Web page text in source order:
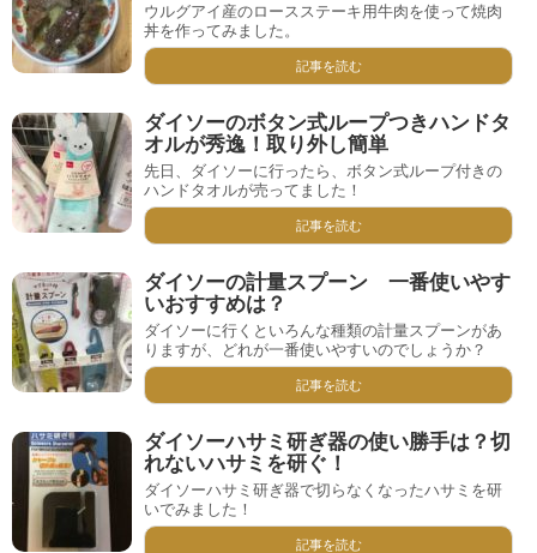
ウルグアイ産のロースステーキ用牛肉を使って焼肉
丼を作ってみました。
記事を読む
ダイソーのボタン式ループつきハンドタ
オルが秀逸！取り外し簡単
先日、ダイソーに行ったら、ボタン式ループ付きの
ハンドタオルが売ってました！
記事を読む
ダイソーの計量スプーン 一番使いやす
いおすすめは？
ダイソーに行くといろんな種類の計量スプーンがあ
りますが、どれが一番使いやすいのでしょうか？
記事を読む
ダイソーハサミ研ぎ器の使い勝手は？切
れないハサミを研ぐ！
ダイソーハサミ研ぎ器で切らなくなったハサミを研
いでみました！
記事を読む